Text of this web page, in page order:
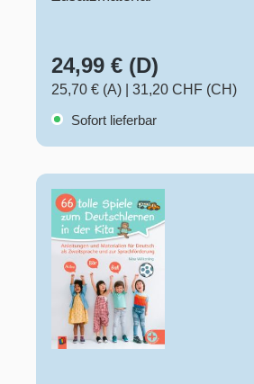
24,99 € (D)
25,70 € (A)
31,20 CHF (CH)
Sofort lieferbar
66 tolle Spiele zum